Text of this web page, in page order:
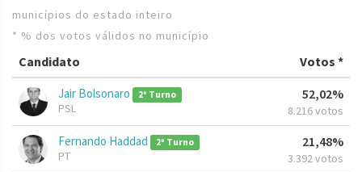
municípios do estado inteiro
* % dos votos válidos no município
Candidato Votos *
Jair Bolsonaro 2º Turno
PSL
52,02%
8.216 votos
Fernando Haddad 2º Turno
PT
21,48%
3.392 votos